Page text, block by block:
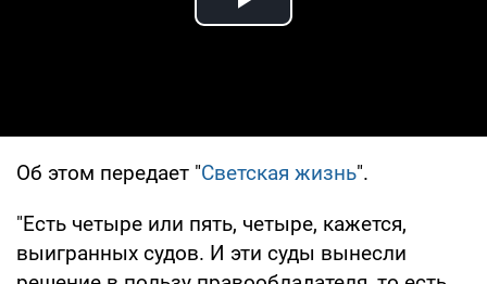
Play Video
Об этом передает "Светская жизнь".
"Есть четыре или пять, четыре, кажется,
выигранных судов. И эти суды вынесли